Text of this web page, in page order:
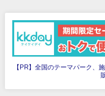
【PR】全国のテーマパーク、